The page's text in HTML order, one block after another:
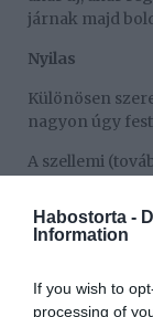
Habostorta -
Information
If you wish to
processing of
járnak majd
Nyilas
Különösen
nagyon úgy
A szellemi
szerencsére.
támogatja őket.
Már a 2023-as